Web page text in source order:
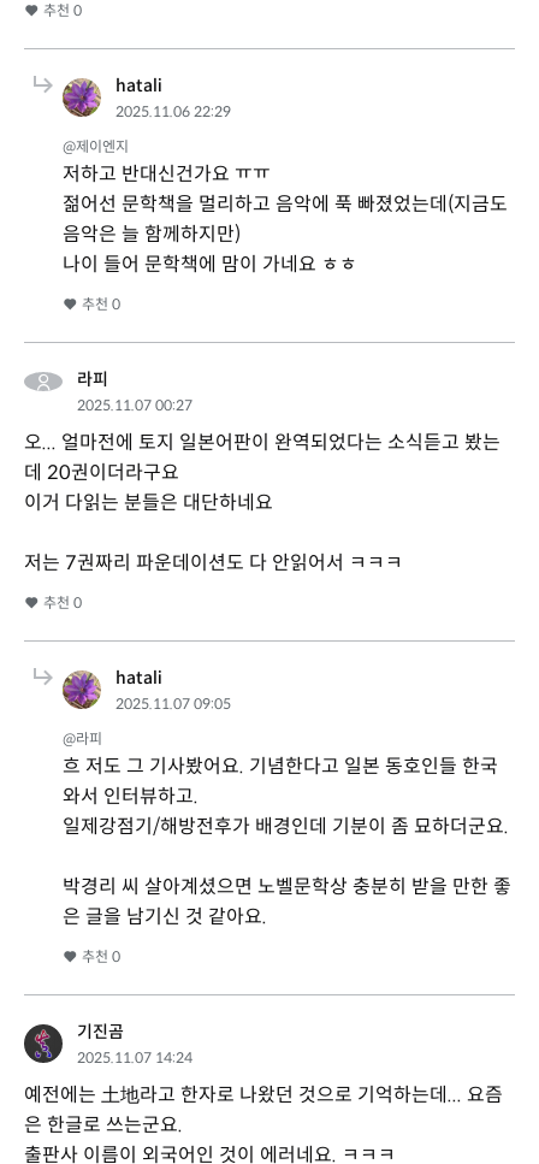
추천 0
hatali
2025.11.06 22:29
@제이엔지
저하고 반대신건가요 ㅠㅠ
젊어선 문학책을 멀리하고 음악에 푹 빠졌었는데(지금도
음악은 늘 함께하지만)
나이 들어 문학책에 맘이 가네요 ㅎㅎ
추천 0
라피
2025.11.07 00:27
오... 얼마전에 토지 일본어판이 완역되었다는 소식듣고 봤는
데 20권이더라구요
이거 다읽는 분들은 대단하네요
저는 7권짜리 파운데이션도 다 안읽어서 ㅋㅋㅋ
추천 0
hatali
2025.11.07 09:05
@라피
흐 저도 그 기사봤어요. 기념한다고 일본 동호인들 한국
와서 인터뷰하고.
일제강점기/해방전후가 배경인데 기분이 좀 묘하더군요.
박경리 씨 살아계셨으면 노벨문학상 충분히 받을 만한 좋
은 글을 남기신 것 같아요.
추천 0
기진곰
2025.11.07 14:24
예전에는 土地라고 한자로 나왔던 것으로 기억하는데... 요즘
은 한글로 쓰는군요.
출판사 이름이 외국어인 것이 에러네요. ㅋㅋㅋ